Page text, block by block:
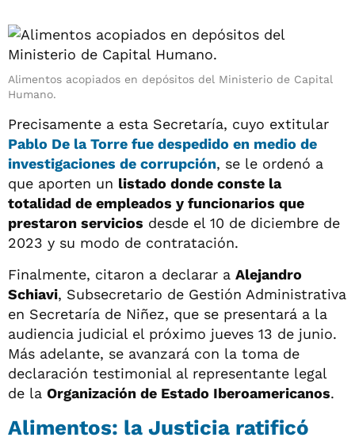
Alimentos acopiados en depósitos del Ministerio de Capital
Humano.
Precisamente a esta Secretaría, cuyo extitular
Pablo De la Torre fue despedido en medio de
investigaciones de corrupción, se le ordenó a
que aporten un listado donde conste la
totalidad de empleados y funcionarios que
prestaron servicios desde el 10 de diciembre de
2023 y su modo de contratación.
Finalmente, citaron a declarar a Alejandro
Schiavi, Subsecretario de Gestión Administrativa
en Secretaría de Niñez, que se presentará a la
audiencia judicial el próximo jueves 13 de junio.
Más adelante, se avanzará con la toma de
declaración testimonial al representante legal
de la Organización de Estado Iberoamericanos.
Alimentos: la Justicia ratificó